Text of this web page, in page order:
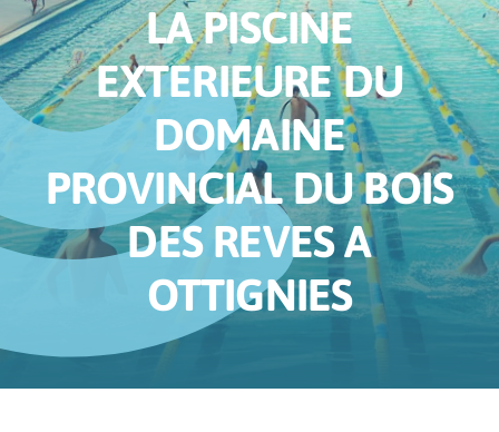
LA PISCINE
EXTERIEURE DU
DOMAINE
PROVINCIAL DU BOIS
DES REVES A
OTTIGNIES